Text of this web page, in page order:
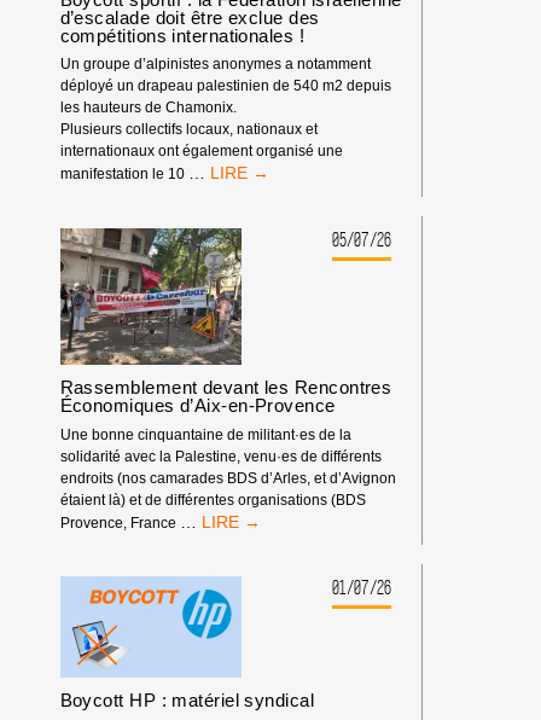
DE
L’ANNÉE
2026
d’escalade doit être exclue des
compétitions internationales !
Un groupe d’alpinistes anonymes a notamment
déployé un drapeau palestinien de 540 m2 depuis
les hauteurs de Chamonix.
Plusieurs collectifs locaux, nationaux et
internationaux ont également organisé une
manifestation le 10 … BOYCOTT
LA
FÉDÉRATION
ISRAÉLIENNE
D’ESCALADE
DOIT
ÊTRE
EXCLUE
DES
COMPÉTITIONS
INTERNATIONALES
!
05/07/26
Rassemblement devant les Rencontres
Économiques d’Aix-en-Provence
Une bonne cinquantaine de militant·es de la
solidarité avec la Palestine, venu·es de différents
endroits (nos camarades BDS d’Arles, et d’Avignon
étaient là) et de différentes organisations (BDS
Provence, France
RASSEMBLEMENT
RENCONTRES
ÉCONOMIQUES
D’AIX-
01/07/26
Boycott HP : matériel syndical